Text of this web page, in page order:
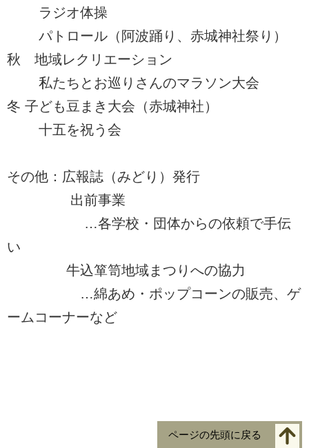
ラジオ体操
パトロール（阿波踊り、赤城神社祭り）
秋 地域レクリエーション
私たちとお巡りさんのマラソン大会
冬 子ども豆まき大会（赤城神社）
十五を祝う会
その他：広報誌（みどり）発行
出前事業
…各学校・団体からの依頼で手伝
い
牛込箪笥地域まつりへの協力
…綿あめ・ポップコーンの販売、ゲ
ームコーナーなど
ページの先頭に戻る